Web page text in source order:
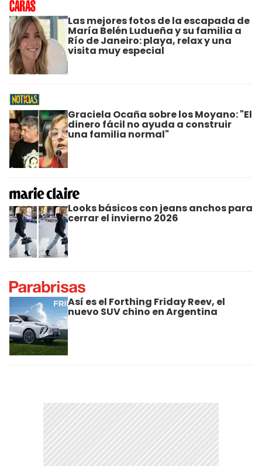
Las mejores fotos de la escapada de
María Belén Ludueña y su familia a
Río de Janeiro: playa, relax y una
visita muy especial
Graciela Ocaña sobre los Moyano: "El
dinero fácil no ayuda a construir
una familia normal"
Looks básicos con jeans anchos para
cerrar el invierno 2026
Así es el Forthing Friday Reev, el
nuevo SUV chino en Argentina